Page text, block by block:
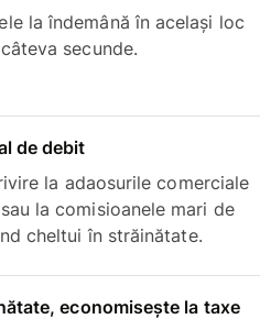
la îndemână în același loc
secunde.
de debit
la adaosurile comerciale
la comisioanele mari de
cheltui în străinătate.
economisește la taxe